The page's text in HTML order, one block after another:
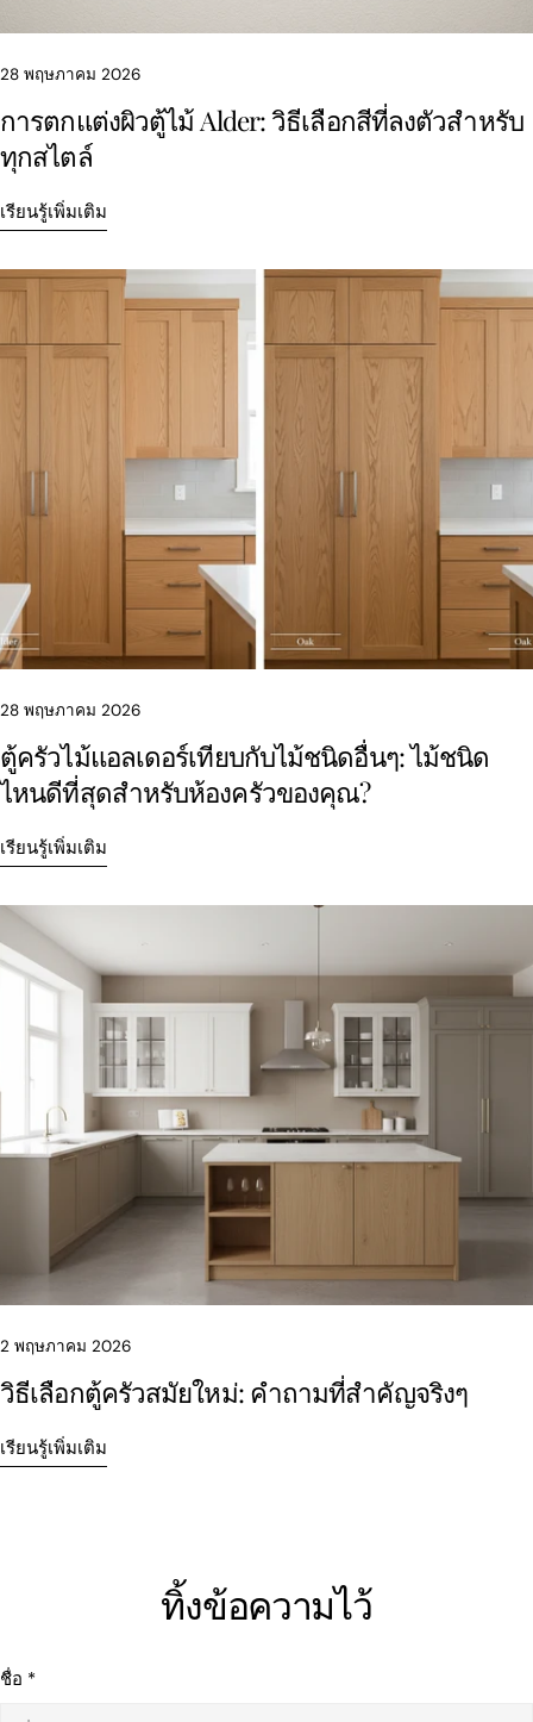
แบ่งปันบทความนี้
ปัน
แบ่ง
ปัน
หมุด
28 พฤษภาคม 2026
การตกแต่งผิวตู้ไม้ Alder: วิธีเลือกสีที่ลงตัวสำหรับ
ทุกสไตล์
เรียนรู้เพิ่มเติม
28 พฤษภาคม 2026
ตู้ครัวไม้แอลเดอร์เทียบกับไม้ชนิดอื่นๆ: ไม้ชนิด
ไหนดีที่สุดสำหรับห้องครัวของคุณ?
เรียนรู้เพิ่มเติม
2 พฤษภาคม 2026
วิธีเลือกตู้ครัวสมัยใหม่: คำถามที่สำคัญจริงๆ
เรียนรู้เพิ่มเติม
ทิ้งข้อความไว้
ชื่อ *